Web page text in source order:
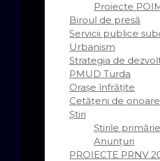
Proiecte
Biroul de presă
Servicii publice
Urbanism
Strategia de
PMUD Turda
Orașe înfrățite
Cetățeni de onoare
Știri
Știrile
Anunțuri
PROIECTE PRNV